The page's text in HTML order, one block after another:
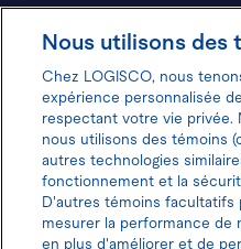
Hôtels
Donnez votre
Nous utilisons des
Chez LOGISCO, nous
expérience personnalisée
respectant votre vie privée.
nous utilisons des témoins
autres technologies
fonctionnement et la
D'autres témoins facultatifs
mesurer la performance de
en plus d'améliorer et de